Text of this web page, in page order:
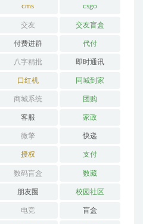
cms csgo
交友 交友盲盒
付费进群 代付
八字精批 即时通讯
口红机 同城到家
商城系统 团购
客服 家政
微擎 快递
授权 支付
数码盲盒 数藏
朋友圈 校园社区
电竞 盲盒